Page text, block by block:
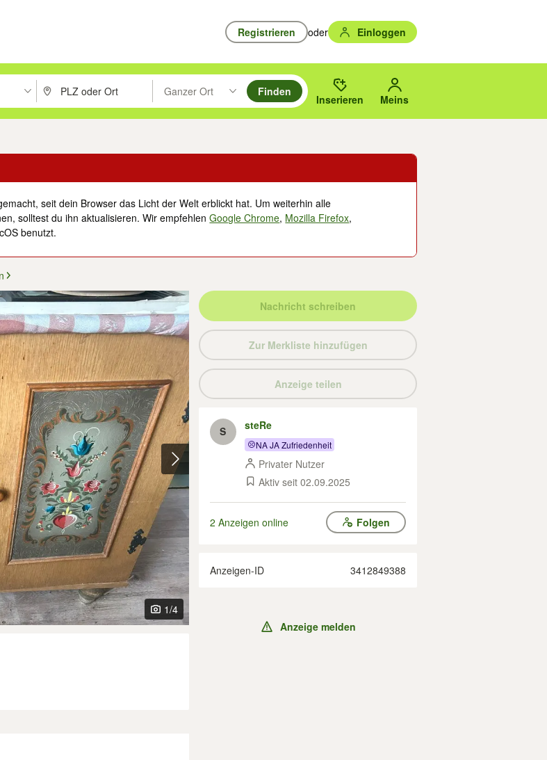
Registrieren oder Einloggen
Vorschläge mit den Pfeiltasten nach oben/unten durchsuchen und mit Eingabetaste auswählen.
PLZ oder Ort eingeben. Eingabetaste drücken um zu suchen, oder Vorschläge mit den Pfeiltasten nach oben/
Ganzer Ort
Suche im Umkreis des gewählten Orts oder PLZ.
Finden
Inserieren Meins
seit dein Browser das Licht der Welt erblickt hat. Um weiterhin alle
solltest du ihn aktualisieren. Wir empfehlenGoogle Chrome, Mozilla Firefox,
benutzt.
1/4
Nachricht schreiben
Zur Merkliste hinzufügen
Anzeige teilen
S steRe
NA JA Zufriedenheit
Privater Nutzer
Aktiv seit 02.09.2025
2 Anzeigen online Folgen
Anzeigen-ID 3412849388
Anzeige melden